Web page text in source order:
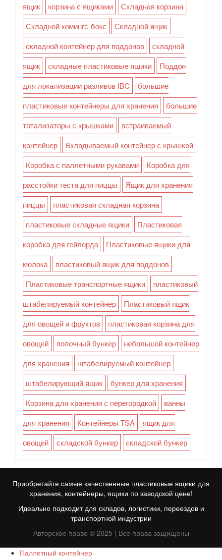
ящик
корзина с ящиками
Складная корзина
Складной комингс-бокс
Складной ящик
складной контейнер для поддонов
складной
ящик
складные пластиковые ящики
Поддон
для локализации разливов IBC
большие
пластиковые контейнеры для хранения
большие
тотализаторы с крышками
встраиваемый
контейнер
Вкладываемый контейнер с крышкой
Коробка с паллетными рукавами
Коробка для
расстойки теста для пиццы
Ящик для хранения
пиццы
пластиковая складная корзина
пластиковые складные ящики
Пластиковая
коробка для гейлорда
Пластиковые ящики для
молока
пластиковый ящик для поддонов
Пластиковые транспортные ящики
пластиковый
штабелируемый контейнер
Пластиковый ящик
для овощей и фруктов
пластиковая корзина для
овощей
полочный бункер
небольшой контейнер
для хранения
штабелируемый контейнер
штабелирующий ящик
бункер для хранения
Корзина для хранения с перегородкой
ванны
для хранения
Контейнеры TSA
ящик для
овощей
складской бункер складской бункер
Приобретайте самые качественные пластиковые ящики для
хранения, контейнеры, ящики по заводской цене!
Идеально подходит для складов, логистики, переездов и
транспортной индустрии
Авторское право © 2025 | Все права защищены
Паллетный контейнер